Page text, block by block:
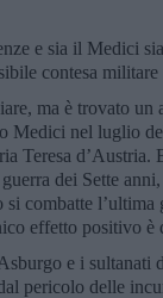
e sia il Medici
contesa militare
ma è trovato
Medici nel luglio
Teresa d’Austria.
dei Sette
combatte
effetto positivo
e i
pericolo delle